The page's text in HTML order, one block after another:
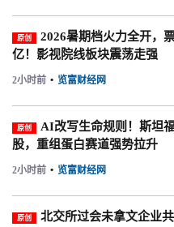
原创
2026暑期档火力全开，
亿！影视院线板块震荡走强
2小时前 • 览富财经网
原创
AI改写生命规则！斯坦
股，重组蛋白赛道强势拉升
2小时前 • 览富财经网
原创 北交所过会未拿文企业